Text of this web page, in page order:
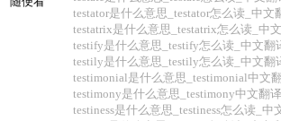
testator是什么意思_testator怎么读_中文
testatrix是什么意思_testatrix怎么读_中
testify是什么意思_testify怎么读_中文翻
testily是什么意思_testily怎么读_中文翻
testimonial是什么意思_testimonial中文
testimony是什么意思_testimony中文翻
testiness是什么意思_testiness怎么读_中